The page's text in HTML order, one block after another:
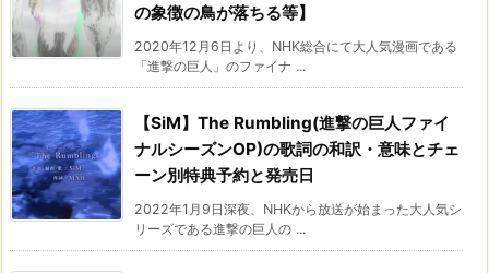
の象徴の鳥が落ちる等】
2020年12月6日より、NHK総合にて大人気漫画である
「進撃の巨人」のファイナ ...
【SiM】The Rumbling(進撃の巨人ファイ
ナルシーズンOP)の歌詞の和訳・意味とチェ
ーン別特典予約と発売日
2022年1月9日深夜、NHKから放送が始まった大人気シ
リーズである進撃の巨人の ...